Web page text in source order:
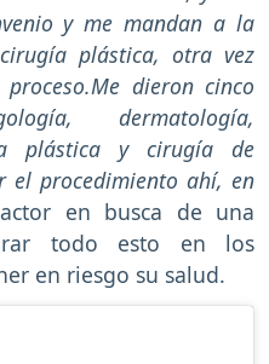
y me mandan a la
plástica, otra vez
dieron cinco
dermatología,
plástica y cirugía de
el procedimiento ahí, en
en busca de una
todo esto en los
en riesgo su salud.